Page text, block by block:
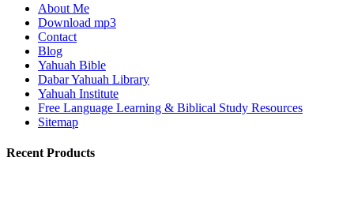
About Me
Download mp3
Contact
Blog
Yahuah Bible
Dabar Yahuah Library
Yahuah Institute
Free Language Learning & Biblical Study Resources
Sitemap
Recent Products